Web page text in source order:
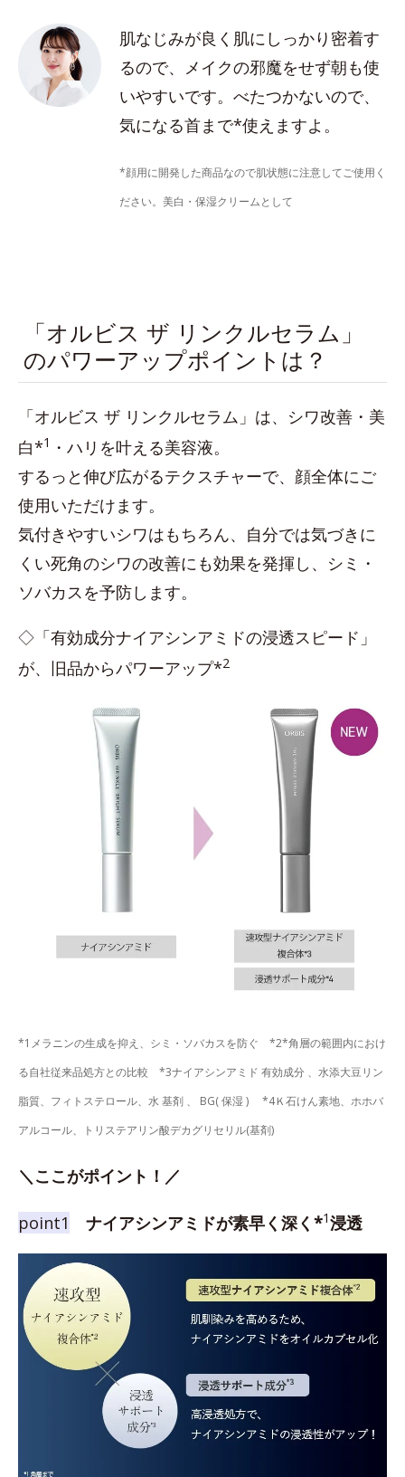
肌なじみが良く肌にしっかり密着す
るので、メイクの邪魔をせず朝も使
いやすいです。べたつかないので、
気になる首まで*使えますよ。
*顔用に開発した商品なので肌状態に注意してご使用く
ださい。美白・保湿クリームとして
「オルビス ザ リンクルセラム」
のパワーアップポイントは？
「オルビス ザ リンクルセラム」は、シワ改善・美
白*1 ・ハリを叶える美容液。
するっと伸び広がるテクスチャーで、顔全体にご
使用いただけます。
気付きやすいシワはもちろん、自分では気づきに
くい死角のシワの改善にも効果を発揮し、シミ・
ソバカスを予防します。
◇「有効成分ナイアシンアミドの浸透スピード」
が、旧品からパワーアップ*2
*1メラニンの生成を抑え、シミ・ソバカスを防ぐ *2*角層の範囲内におけ
る自社従来品処方との比較 *3ナイアシンアミド 有効成分 、水添大豆リン
脂質、フィトステロール、水 基剤 、 BG( 保湿 ) *4Ｋ石けん素地、ホホバ
アルコール、トリステアリン酸デカグリセリル(基剤)
＼ここがポイント！／
point1 ナイアシンアミドが素早く深く*1浸透